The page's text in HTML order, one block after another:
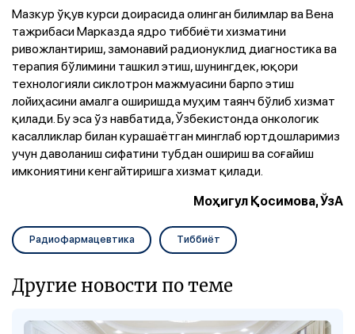
Мазкур ўқув курси доирасида олинган билимлар ва Вена
тажрибаси Марказда ядро тиббиёти хизматини
ривожлантириш, замонавий радионуклид диагностика ва
терапия бўлимини ташкил этиш, шунингдек, юқори
технологияли сиклотрон мажмуасини барпо этиш
лойиҳасини амалга оширишда муҳим таянч бўлиб хизмат
қилади. Бу эса ўз навбатида, Ўзбекистонда онкологик
касалликлар билан курашаётган минглаб юртдошларимиз
учун даволаниш сифатини тубдан ошириш ва соғайиш
имкониятини кенгайтиришга хизмат қилади.
Моҳигул Қосимова,ЎзА
Pадиофармацевтика Tиббиёт
Другие новости по теме